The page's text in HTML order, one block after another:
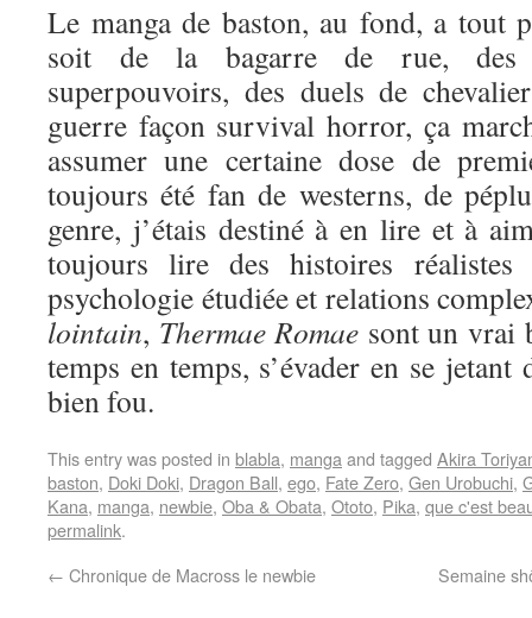
Le manga de baston, au fond, a tout
soit de la bagarre de rue, des
superpouvoirs, des duels de
guerre façon survival horror, ça
assumer une certaine dose de
toujours été fan de westerns, de
genre, j’étais destiné à en lire et à
toujours lire des histoires
psychologie étudiée et relations
lointain, Thermae Romae sont un vrai
temps en temps, s’évader en se jetant
bien fou.
This entry was posted in blabla, manga and tagged Akira
baston, Doki Doki, Dragon Ball, ego, Fate Zero, Gen Urobuchi,
Kana, manga, newbie, Oba & Obata, Ototo, Pika, que c'est
permalink.
← Chronique de Macross le newbie Semaine